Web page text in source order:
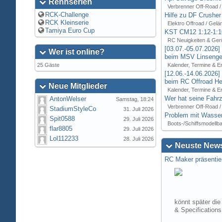
Rennserien
RCK-Challenge
RCK Kleinserie
Tamiya Euro Cup
Wer ist online?
25 Gäste
Neue Mitglieder
AntonWelser Samstag, 18:24
StadiumStyleCo 31. Juli 2026
Spit0588 29. Juli 2026
flar8805 29. Juli 2026
Lol112233 28. Juli 2026
Verbrenner Off-Road
Hilfe zu DF
Elektro Offroad /
KST CM12 1:12-
RC Neuigkeiten &
[03.07.-
beim MSV
Kalender, Termine &
[12.06.-
beim RC Offroad
Kalender, Termine &
Wer hat seine
Verbrenner Off-Road
Problem mit
Boots-/
Neuste
RC Maker
könnt später
&